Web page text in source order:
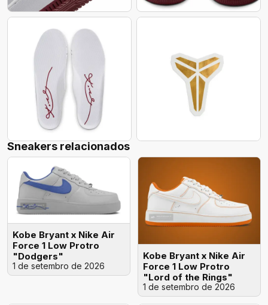
Sneakers relacionados
Kobe Bryant x Nike Air
Force 1 Low Protro
"Dodgers"
1 de setembro de 2026
Kobe Bryant x Nike Air
Force 1 Low Protro
"Lord of the Rings"
1 de setembro de 2026